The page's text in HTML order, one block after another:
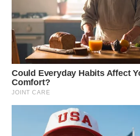
WN
KUNINGAN
WN
MAJALENGKA
WN
SUBANG